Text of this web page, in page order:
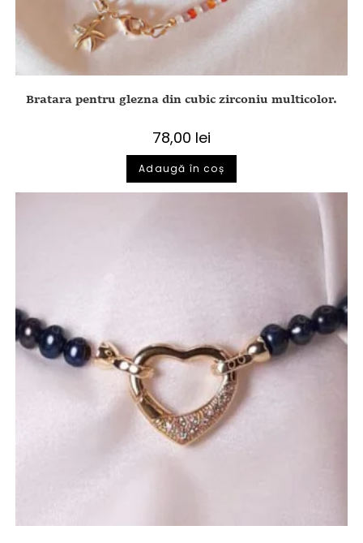
Bratara pentru glezna din cubic zirconiu multicolor.
78,00 lei
Adaugă în coș